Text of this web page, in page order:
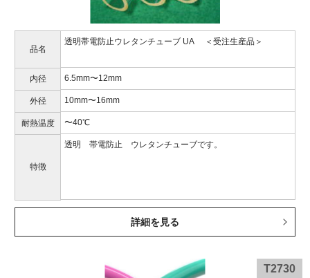
品名
透明帯電防止ウレタンチューブ UA ＜受注生産品＞
内径 6.5mm〜12mm
外径 10mm〜16mm
耐熱温度 〜40℃
特徴
透明 帯電防止 ウレタンチューブです。
詳細を見る
T2730